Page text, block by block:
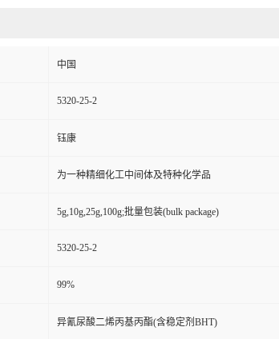
中国
5320-25-2
钰康
为一种精细化工中间体及特种化学品
5g,10g,25g,100g;批量包装(bulk package)
5320-25-2
99%
异氰尿酸二烯丙基丙酯(含稳定剂BHT)